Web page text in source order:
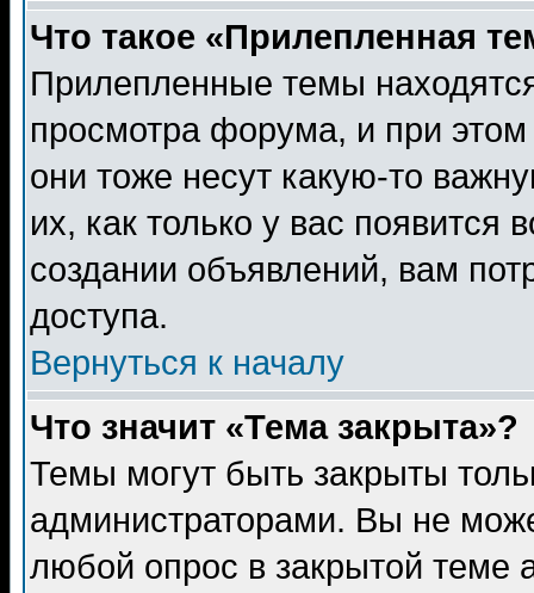
Что такое «Прилепленная
Прилепленные темы
просмотра форума, и при
они тоже несут какую-то
их, как только у вас появится
создании объявлений, вам
доступа.
Вернуться к началу
Что значит «Тема закрыта»?
Темы могут быть закрыты
администраторами. Вы не
любой опрос в закрытой теме